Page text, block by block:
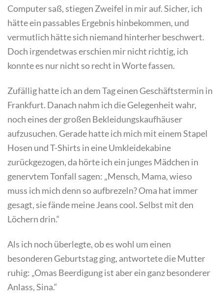
Computer saß, stiegen Zweifel in mir auf. Sicher, ich
hätte ein passables Ergebnis hinbekommen, und
vermutlich hätte sich niemand hinterher beschwert.
Doch irgendetwas erschien mir nicht richtig, ich
konnte es nur nicht so recht in Worte fassen.
Zufällig hatte ich an dem Tag einen Geschäftstermin in
Frankfurt. Danach nahm ich die Gelegenheit wahr,
noch eines der großen Bekleidungskaufhäuser
aufzusuchen. Gerade hatte ich mich mit einem Stapel
Hosen und T-Shirts in eine Umkleidekabine
zurückgezogen, da hörte ich ein junges Mädchen in
genervtem Tonfall sagen: „Mensch, Mama, wieso
muss ich mich denn so aufbrezeln? Oma hat immer
gesagt, sie fände meine Jeans cool. Selbst mit den
Löchern drin.“
Als ich noch überlegte, ob es wohl um einen
besonderen Geburtstag ging, antwortete die Mutter
ruhig: „Omas Beerdigung ist aber ein ganz besonderer
Anlass, Sina.“